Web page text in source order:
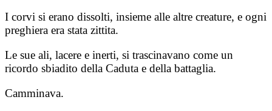
I corvi si erano dissolti, insieme alle altre creature, e ogni
preghiera era stata zittita.
Le sue ali, lacere e inerti, si trascinavano come un
ricordo sbiadito della Caduta e della battaglia.
Camminava.